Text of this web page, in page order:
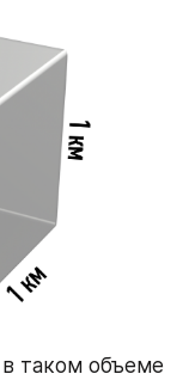
таком объеме